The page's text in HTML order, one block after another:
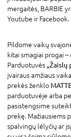
mergaitės, BARBIE
Youtube ir Facebook.
Pildome vaikų
kitai smagiai progai
Parduotuvės „Žaislų
įvairaus amžiaus
prekės ženklo
parduotuvėje arba
pasistengsime
prekę. Mažiausiems
spalvingų lėlyčių ar